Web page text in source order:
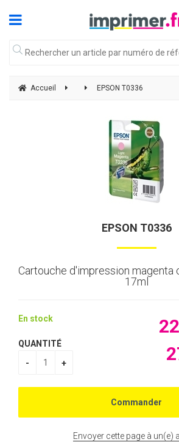
Accueil EPSON T0336
EPSON T0336
Cartouche d'impression magenta
17ml
22
En stock
QUANTITÉ
Envoyer cette page à un(e)